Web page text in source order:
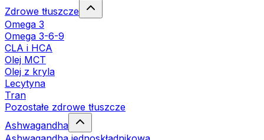
Zdrowe tłuszcze
Omega 3
Omega 3-6-9
CLA i HCA
Olej MCT
Olej z kryla
Lecytyna
Tran
Pozostałe zdrowe tłuszcze
Ashwagandha